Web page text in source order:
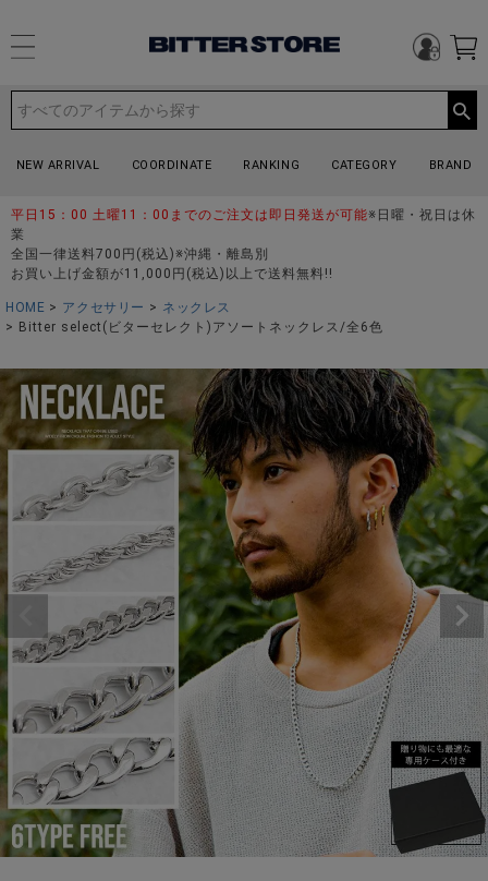
NEW ARRIVAL COORDINATE RANKING CATEGORY BRAND
平日15：00 土曜11：00までのご注文は即日発送が可能※日曜・祝日は休
業
全国一律送料700円(税込)※沖縄・離島別
お買い上げ金額が11,000円(税込)以上で送料無料!!
HOME アクセサリー
ネックレス
Bitter select(ビターセレクト)アソートネックレス/全6色